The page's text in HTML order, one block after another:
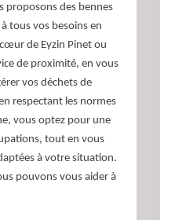
proposons des bennes
tous vos besoins en
de Eyzin Pinet ou
de proximité, en vous
vos déchets de
respectant les normes
vous optez pour une
tout en vous
à votre situation.
pouvons vous aider à